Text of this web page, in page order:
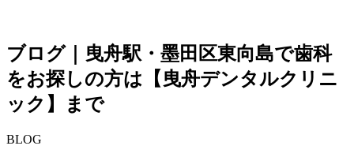
ブログ｜曳舟駅・墨田区東向島で歯科
をお探しの方は【曳舟デンタルクリニ
ック】まで
BLOG